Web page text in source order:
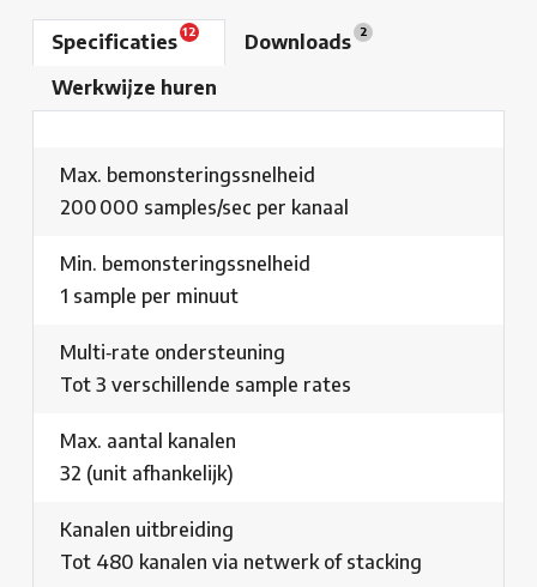
Specificaties12 Downloads 2
Werkwijze huren
Max. bemonsteringssnelheid
200 000 samples/sec per kanaal
Min. bemonsteringssnelheid
1 sample per minuut
Multi‑rate ondersteuning
Tot 3 verschillende sample rates
Max. aantal kanalen
32 (unit afhankelijk)
Kanalen uitbreiding
Tot 480 kanalen via netwerk of stacking